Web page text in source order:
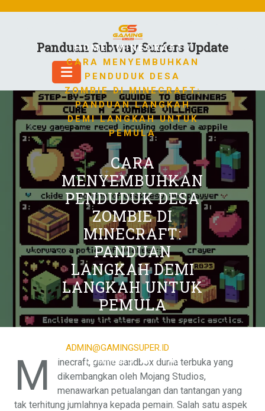
Panduan Subway Surfers Update
HOME/MINECRAFT /
CARA MENYEMBUHKAN
PENDUDUK DESA
ZOMBIE DI MINECRAFT:
PANDUAN LANGKAH
DEMI LANGKAH UNTUK
PEMULA
CARA
MENYEMBUHKAN
PENDUDUK DESA
ZOMBIE DI
MINECRAFT:
PANDUAN
LANGKAH DEMI
LANGKAH UNTUK
PEMULA
ADMIN@GAMINGSUPER.ID
COMMENTS
1 TAG
M
inecraft, game sandbox dunia terbuka yang
dikembangkan oleh Mojang Studios,
menawarkan petualangan dan tantangan yang
tak terhitung jumlahnya kepada pemain. Salah satu aspek